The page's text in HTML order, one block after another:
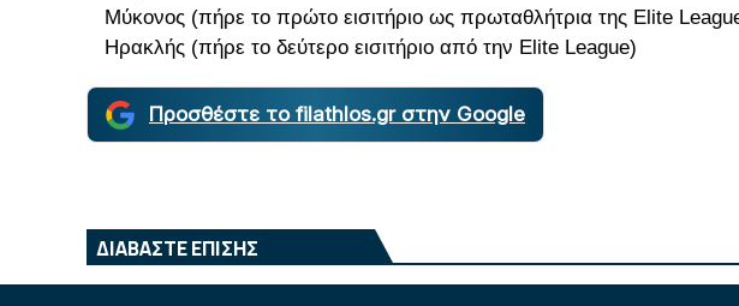
Μύκονος (πήρε το πρώτο εισιτήριο ως πρωταθλήτρια της Elite
Ηρακλής (πήρε το δεύτερο εισιτήριο από την Elite League)
Προσθέστε το filathlos.gr στην Google
ΔΙΑΒΑΣΤΕ ΕΠΙΣΗΣ